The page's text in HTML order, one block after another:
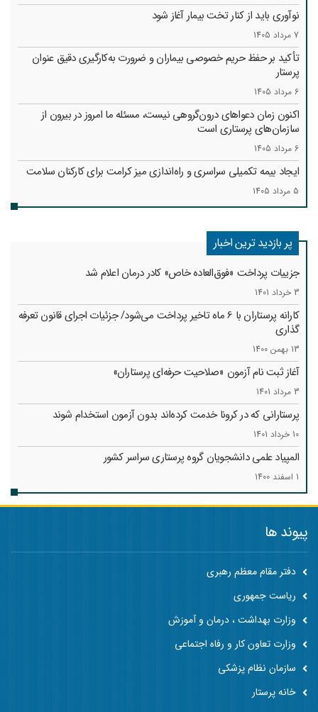
نوآوری باید از کنار تخت بیمار آغاز شود
7 مرداد 1405
تأکید بر حفظ حریم خصوصی بیماران و ضرورت به‌کارگیری دقیق عنوان
پرستار
6 مرداد 1405
اکنون زمان دعواهای درون‌گروهی نیست، مسئله ما امروز در بیرون از
سازمان‌های پرستاری است
6 مرداد 1405
ایجاد بیمه تکمیلی سراسری و راه‌اندازی میز کرامت برای کارکنان سلامت
5 مرداد 1405
پر بازدید ترین اخبار
جزییات پرداخت «فوق‌العاده خاص» کادر درمان اعلام شد
3 خرداد 1401
کارانه‌ پرستاران با 6 ماه تاخیر پرداخت می‌شود/ جزئیات اجرای قانون تعرفه
گذاری
13 بهمن 1400
آغاز ثبت نام آزمون «صلاحیت حرفه‌ای پرستاران»
3 مرداد 1401
پرستارانی که در کرونا خدمت کرد‌ه‌اند بدون آزمون استخدام شوند
10 خرداد 1401
المپیاد علمی دانشجویان گروه پرستاری سراسر کشور
1 اسفند 1400
پیوند ها
دفتر مقام معظم رهبری
ریاست جمهوری
وزارت بهداشت ، درمان و آموزش
وزارت تعاون کار و رفاه اجتماعی
سازمان نظام پزشکی
خانه پرستار